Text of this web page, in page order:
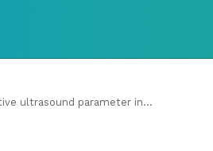
ultrasound parameter in...